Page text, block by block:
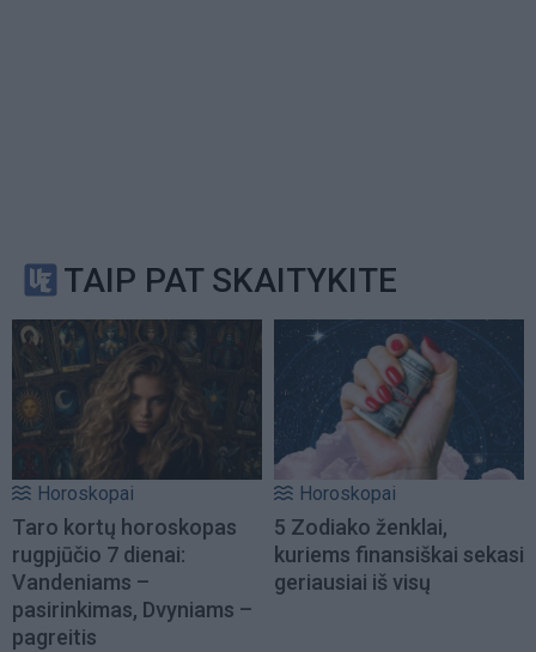
TAIP PAT SKAITYKITE
Horoskopai
Taro kortų horoskopas
rugpjūčio 7 dienai:
Vandeniams –
pasirinkimas, Dvyniams –
pagreitis
Horoskopai
5 Zodiako ženklai,
kuriems finansiškai sekasi
geriausiai iš visų